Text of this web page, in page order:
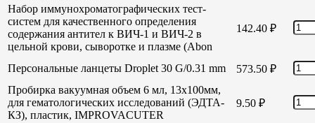
Набор иммунохроматографических тест-
систем для качественного определения
содержания антител к ВИЧ-1 и ВИЧ-2 в
цельной крови, сыворотке и плазме (Abon
142.40 ₽
Персональные ланцеты Droplet 30 G/0.31 mm 573.50 ₽
Пробирка вакуумная объем 6 мл, 13х100мм,
для гематологических исследований (ЭДТА-
КЗ), пластик, IMPROVACUTER
9.50 ₽